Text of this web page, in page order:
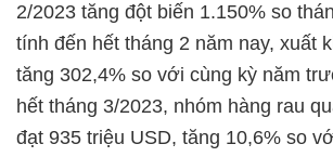
2/2023 tăng đột biến 1.150% so
tính đến hết tháng 2 năm nay, xuất
tăng 302,4% so với cùng kỳ năm
hết tháng 3/2023, nhóm hàng rau
đạt 935 triệu USD, tăng 10,6% so